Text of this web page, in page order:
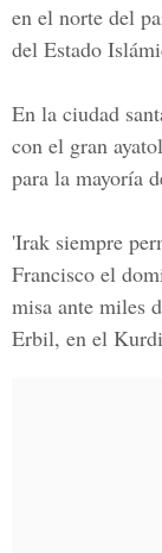
en el norte del
del Estado
En la ciudad
con el gran
para la mayoría
'Irak siempre
Francisco el
misa ante miles
Erbil, en el